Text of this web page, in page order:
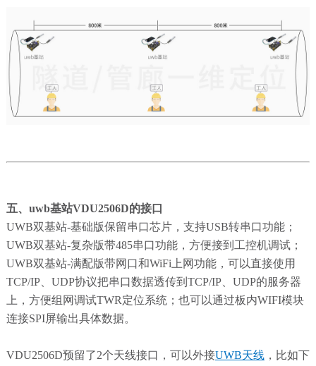
五、uwb基站VDU2506D的接口
UWB双基站-基础版保留串口芯片，支持USB转串口功能；
UWB双基站-复杂版带485串口功能，方便接到工控机调试；
UWB双基站-满配版带网口和WiFi上网功能，可以直接使用
TCP/IP、UDP协议把串口数据透传到TCP/IP、UDP的服务器
上，方便组网调试TWR定位系统；也可以通过板内WIFI模块
连接SPI屏输出具体数据。
VDU2506D预留了2个天线接口，可以外接UWB天线，比如下